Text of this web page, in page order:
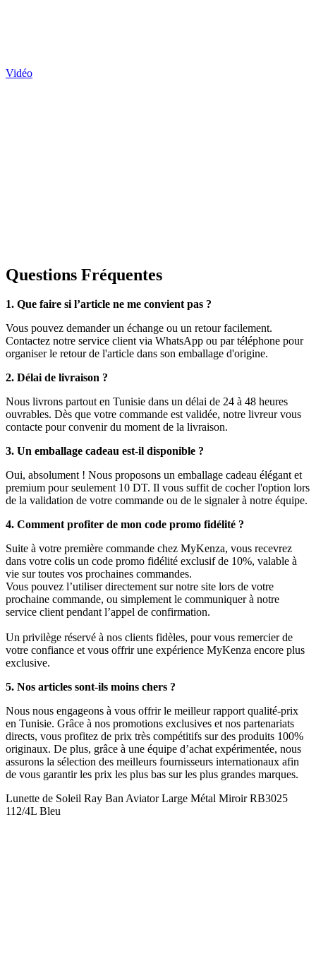
Vidéo
Questions Fréquentes
1. Que faire si l’article ne me convient pas ?
Vous pouvez demander un échange ou un retour facilement.
Contactez notre service client via WhatsApp ou par téléphone pour
organiser le retour de l'article dans son emballage d'origine.
2. Délai de livraison ?
Nous livrons partout en Tunisie dans un délai de 24 à 48 heures
ouvrables. Dès que votre commande est validée, notre livreur vous
contacte pour convenir du moment de la livraison.
3. Un emballage cadeau est-il disponible ?
Oui, absolument ! Nous proposons un emballage cadeau élégant et
premium pour seulement 10 DT. Il vous suffit de cocher l'option lors
de la validation de votre commande ou de le signaler à notre équipe.
4. Comment profiter de mon code promo fidélité ?
Suite à votre première commande chez MyKenza, vous recevrez
dans votre colis un code promo fidélité exclusif de 10%, valable à
vie sur toutes vos prochaines commandes.
Vous pouvez l’utiliser directement sur notre site lors de votre
prochaine commande, ou simplement le communiquer à notre
service client pendant l’appel de confirmation.
Un privilège réservé à nos clients fidèles, pour vous remercier de
votre confiance et vous offrir une expérience MyKenza encore plus
exclusive.
5. Nos articles sont-ils moins chers ?
Nous nous engageons à vous offrir le meilleur rapport qualité-prix
en Tunisie. Grâce à nos promotions exclusives et nos partenariats
directs, vous profitez de prix très compétitifs sur des produits 100%
originaux. De plus, grâce à une équipe d’achat expérimentée, nous
assurons la sélection des meilleurs fournisseurs internationaux afin
de vous garantir les prix les plus bas sur les plus grandes marques.
Lunette de Soleil Ray Ban Aviator Large Métal Miroir RB3025
112/4L Bleu